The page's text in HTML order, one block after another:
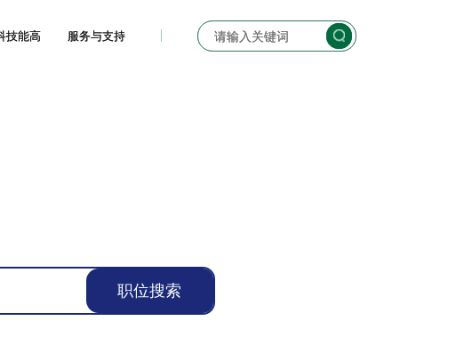
技能高 服务与支持
技能高 服务与支持